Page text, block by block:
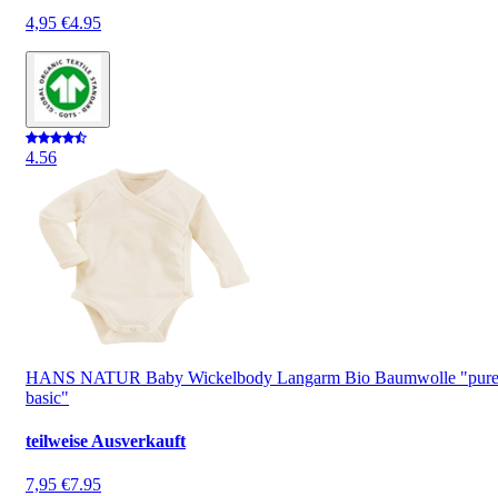
4,95 €4.95
4.56
HANS NATUR Baby Wickelbody Langarm Bio Baumwolle "pure
basic"
teilweise Ausverkauft
7,95 €7.95